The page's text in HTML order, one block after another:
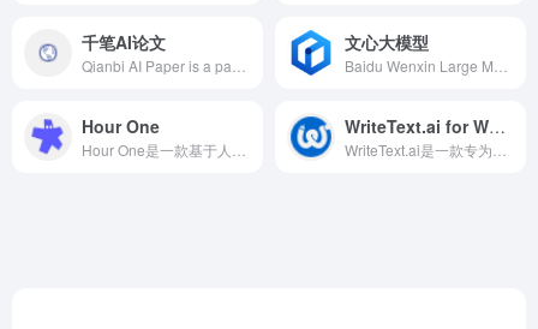
千笔AI论文 文心大模型
Hour One WriteText.ai for WooCommerce